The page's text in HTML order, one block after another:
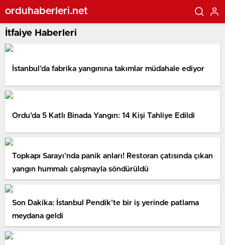
orduhaberleri.net
İtfaiye Haberleri
İstanbul’da fabrika yangınına takımlar müdahale ediyor
Ordu’da 5 Katlı Binada Yangın: 14 Kişi Tahliye Edildi
Topkapı Sarayı’nda panik anları! Restoran çatısında çıkan
yangın hummalı çalışmayla söndürüldü
Son Dakika: İstanbul Pendik’te bir iş yerinde patlama
meydana geldi